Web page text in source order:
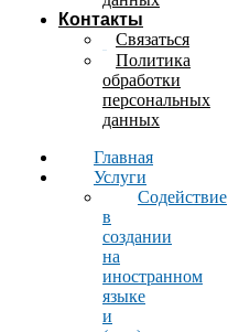
Контакты
Связаться
Политика
обработки
персональных
данных
Главная
Услуги
Содействие
в
создании
на
иностранном
языке
и